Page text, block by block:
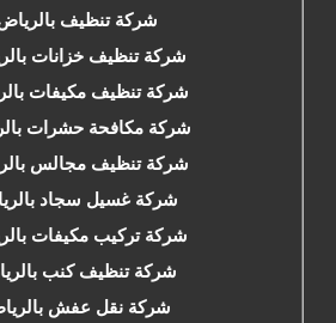
شركة تنظيف
شركة تنظيف خزانات
شركة تنظيف مكيفات
شركة مكافحة حشرات
شركة تنظيف مجالس
شركة غسيل سجاد
شركة تركيب مكيفات
شركة تنظيف كنب
شركة نقل عفش